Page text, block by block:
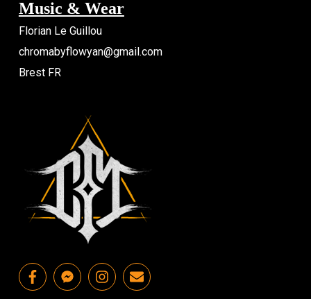
Music & Wear
Florian Le Guillou
chromabyflowyan@gmail.com
Brest FR